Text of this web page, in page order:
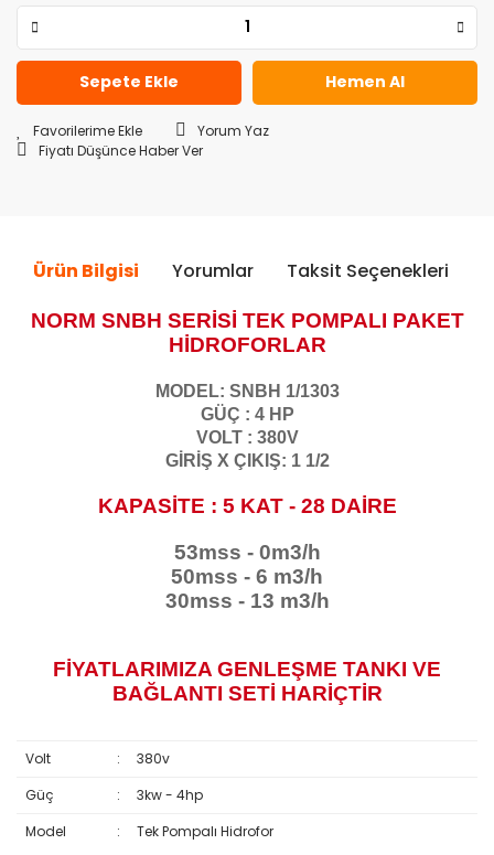
Sepete Ekle Hemen Al
Yorum Yaz
Fiyatı Düşünce Haber Ver
Ürün Bilgisi Yorumlar Taksit Seçenekleri
NORM SNBH SERİSİ TEK POMPALI PAKET
HİDROFORLAR
MODEL: SNBH 1/1303
GÜÇ : 4 HP
VOLT : 380V
GİRİŞ X ÇIKIŞ: 1 1/2
KAPASİTE : 5 KAT - 28 DAİRE
53mss - 0m3/h
50mss - 6 m3/h
30mss - 13 m3/h
FİYATLARIMIZA GENLEŞME TANKI VE
BAĞLANTI SETİ HARİÇTİR
Volt :
380v
Güç
:
3kw - 4hp
Model
: Tek Pompalı Hidrofor